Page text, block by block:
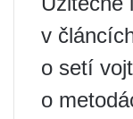
v
o setí
o